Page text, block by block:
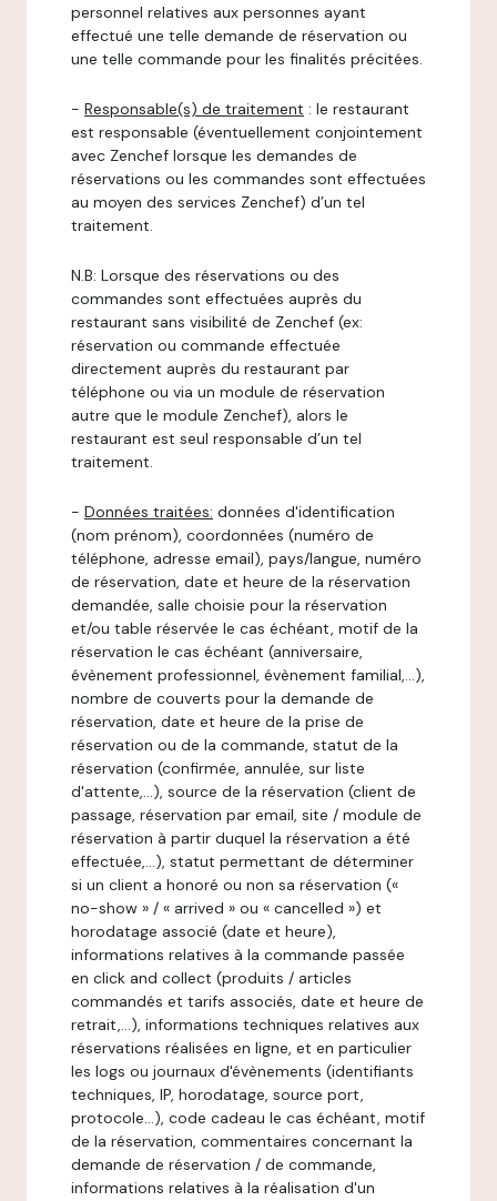
personnel relatives aux personnes ayant
effectué une telle demande de réservation ou
une telle commande pour les finalités précitées.
- Responsable(s) de traitement : le restaurant
est responsable (éventuellement conjointement
avec Zenchef lorsque les demandes de
réservations ou les commandes sont effectuées
au moyen des services Zenchef) d’un tel
traitement.
N.B: Lorsque des réservations ou des
commandes sont effectuées auprès du
restaurant sans visibilité de Zenchef (ex:
réservation ou commande effectuée
directement auprès du restaurant par
téléphone ou via un module de réservation
autre que le module Zenchef), alors le
restaurant est seul responsable d’un tel
traitement.
- Données traitées: données d'identification
(nom prénom), coordonnées (numéro de
téléphone, adresse email), pays/langue, numéro
de réservation, date et heure de la réservation
demandée, salle choisie pour la réservation
et/ou table réservée le cas échéant, motif de la
réservation le cas échéant (anniversaire,
évènement professionnel, évènement familial,…),
nombre de couverts pour la demande de
réservation, date et heure de la prise de
réservation ou de la commande, statut de la
réservation (confirmée, annulée, sur liste
d'attente,…), source de la réservation (client de
passage, réservation par email, site / module de
réservation à partir duquel la réservation a été
effectuée,…), statut permettant de déterminer
si un client a honoré ou non sa réservation («
no-show » / « arrived » ou « cancelled ») et
horodatage associé (date et heure),
informations relatives à la commande passée
en click and collect (produits / articles
commandés et tarifs associés, date et heure de
retrait,…), informations techniques relatives aux
réservations réalisées en ligne, et en particulier
les logs ou journaux d'évènements (identifiants
techniques, IP, horodatage, source port,
protocole…), code cadeau le cas échéant, motif
de la réservation, commentaires concernant la
demande de réservation / de commande,
informations relatives à la réalisation d'un